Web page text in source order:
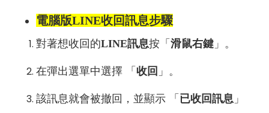
電腦版LINE收回訊息步驟
對著想收回的LINE訊息按「 滑鼠右鍵 」。
在彈出選單中選擇 「 收回 」。
該訊息就會被撤回，並顯示 「 已收回訊息 」